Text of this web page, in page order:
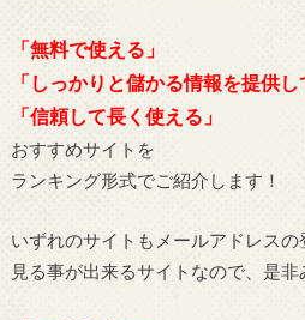
「無料で使える」
「しっかりと儲かる情報を提供し
「信頼して長く使える」
おすすめサイトを
ランキング形式でご紹介します！
いずれのサイトもメールアドレスの
見る事が出来るサイトなので、是非